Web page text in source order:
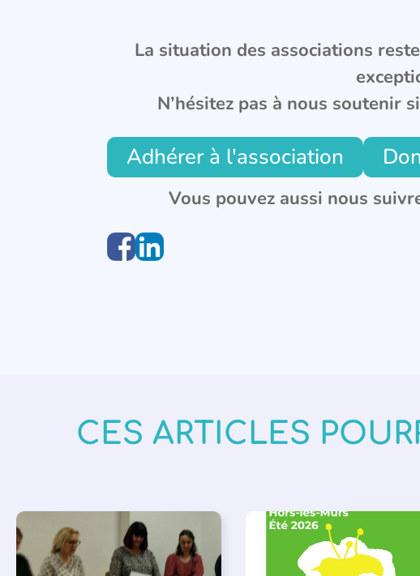
La situation des associations
N’hésitez pas à nous soutenir
Adhérer à l'association
Vous pouvez aussi nous
CES ARTICLES
APPEL À SOUTIEN ,
VIE DE L'ASSOCIATION
BIBLIOTHÈQUES , ÉVÉNEMENTS
LECTURE INDIVIDUALISÉE ,